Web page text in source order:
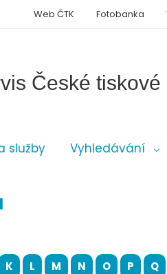
České
služby Vyhledávání
Web ČTK Fotobanka
K L M N O P Q